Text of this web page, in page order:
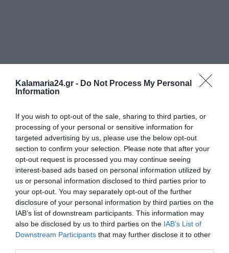
Kalamaria24.gr - Do Not Process My Personal
Information
If you wish to opt-out of the sale, sharing to third parties, or
processing of your personal or sensitive information for
targeted advertising by us, please use the below opt-out
section to confirm your selection. Please note that after your
opt-out request is processed you may continue seeing
interest-based ads based on personal information utilized by
us or personal information disclosed to third parties prior to
your opt-out. You may separately opt-out of the further
disclosure of your personal information by third parties on the
IAB’s list of downstream participants. This information may
also be disclosed by us to third parties on the IAB’s List of
Downstream Participants that may further disclose it to other